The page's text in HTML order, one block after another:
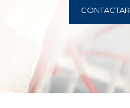
CONTACTAR